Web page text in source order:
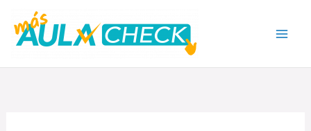
contenido